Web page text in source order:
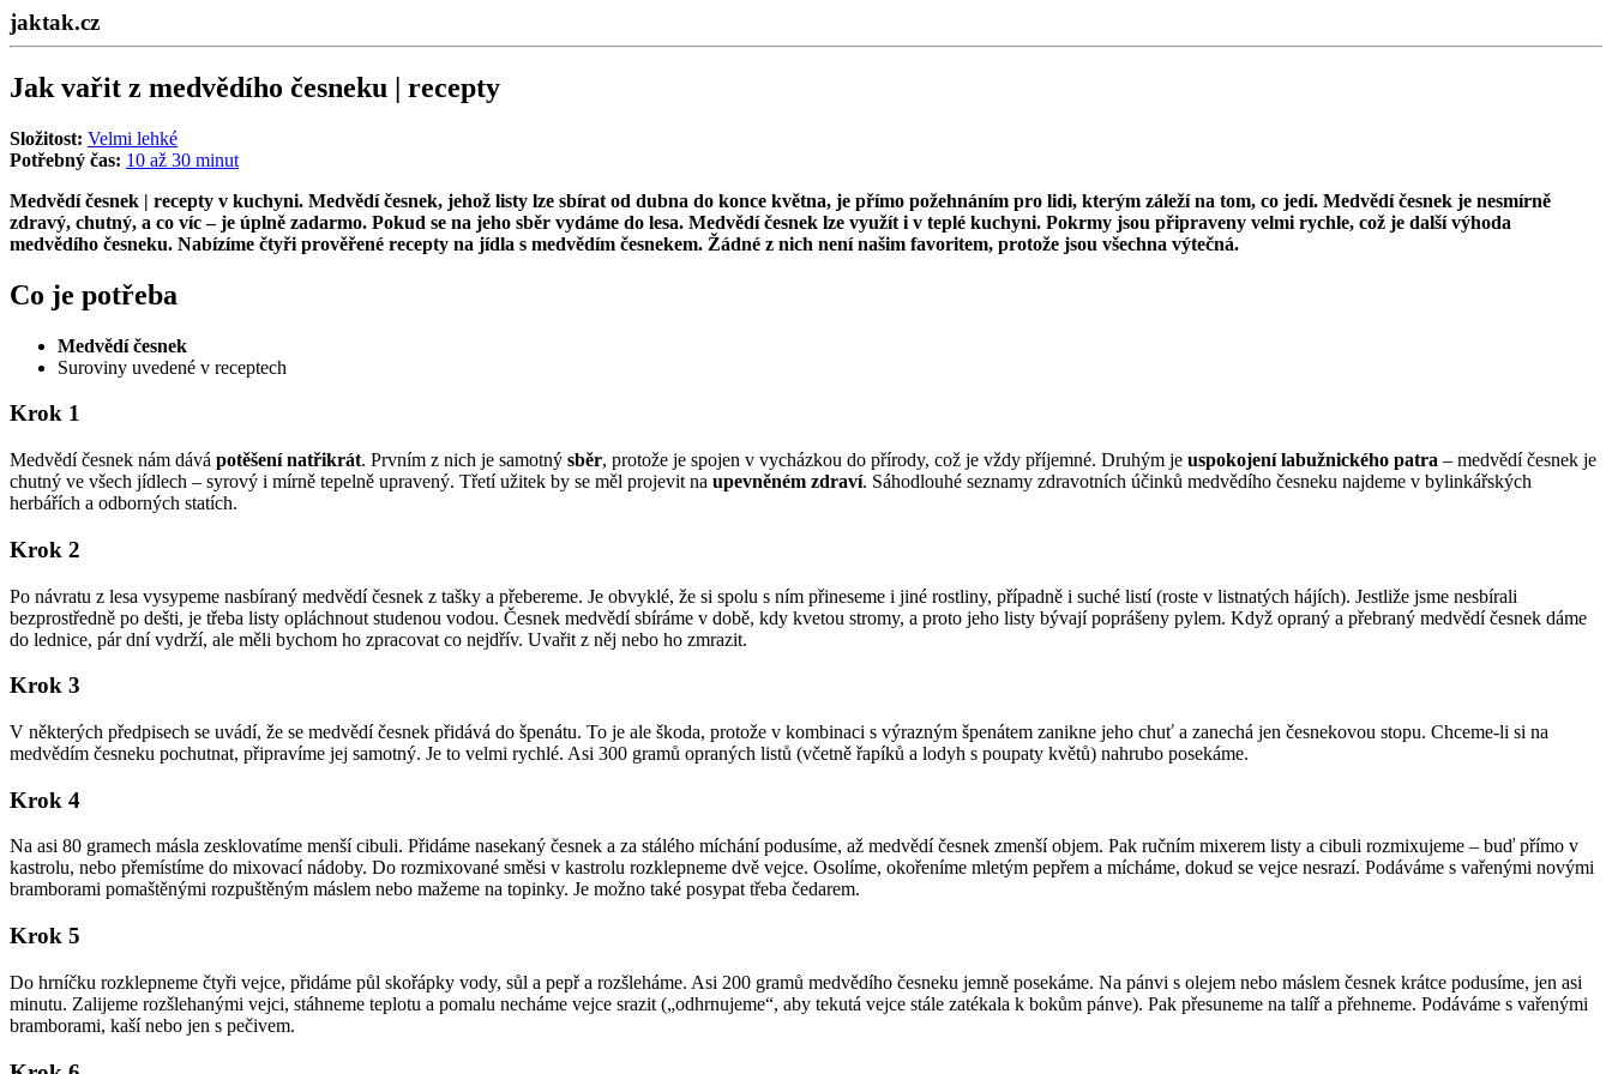
jaktak.cz
Jak vařit z medvědího česneku | recepty
Složitost: Velmi lehké
Potřebný čas: 10 až 30 minut
Medvědí česnek | recepty v kuchyni. Medvědí česnek, jehož listy lze sbírat od dubna do konce května, je přímo požehnáním pro lidi, kterým záleží na tom, co jedí. Medvědí česnek je nesmírně
zdravý, chutný, a co víc – je úplně zadarmo. Pokud se na jeho sběr vydáme do lesa. Medvědí česnek lze využít i v teplé kuchyni. Pokrmy jsou připraveny velmi rychle, což je další výhoda
medvědího česneku. Nabízíme čtyři prověřené recepty na jídla s medvědím česnekem. Žádné z nich není našim favoritem, protože jsou všechna výtečná.
Co je potřeba
Medvědí česnek
Suroviny uvedené v receptech
Krok 1
Medvědí česnek nám dává potěšení natřikrát. Prvním z nich je samotný sběr, protože je spojen v vycházkou do přírody, což je vždy příjemné. Druhým je uspokojení labužnického patra – medvědí česnek je
chutný ve všech jídlech – syrový i mírně tepelně upravený. Třetí užitek by se měl projevit na upevněném zdraví. Sáhodlouhé seznamy zdravotních účinků medvědího česneku najdeme v bylinkářských
herbářích a odborných statích.
Krok 2
Po návratu z lesa vysypeme nasbíraný medvědí česnek z tašky a přebereme. Je obvyklé, že si spolu s ním přineseme i jiné rostliny, případně i suché listí (roste v listnatých hájích). Jestliže jsme nesbírali
bezprostředně po dešti, je třeba listy opláchnout studenou vodou. Česnek medvědí sbíráme v době, kdy kvetou stromy, a proto jeho listy bývají poprášeny pylem. Když opraný a přebraný medvědí česnek dáme
do lednice, pár dní vydrží, ale měli bychom ho zpracovat co nejdřív. Uvařit z něj nebo ho zmrazit.
Krok 3
V některých předpisech se uvádí, že se medvědí česnek přidává do špenátu. To je ale škoda, protože v kombinaci s výrazným špenátem zanikne jeho chuť a zanechá jen česnekovou stopu. Chceme-li si na
medvědím česneku pochutnat, připravíme jej samotný. Je to velmi rychlé. Asi 300 gramů opraných listů (včetně řapíků a lodyh s poupaty květů) nahrubo posekáme.
Krok 4
Na asi 80 gramech másla zesklovatíme menší cibuli. Přidáme nasekaný česnek a za stálého míchání podusíme, až medvědí česnek zmenší objem. Pak ručním mixerem listy a cibuli rozmixujeme – buď přímo v
kastrolu, nebo přemístíme do mixovací nádoby. Do rozmixované směsi v kastrolu rozklepneme dvě vejce. Osolíme, okořeníme mletým pepřem a mícháme, dokud se vejce nesrazí. Podáváme s vařenými novými
bramborami pomaštěnými rozpuštěným máslem nebo mažeme na topinky. Je možno také posypat třeba čedarem.
Krok 5
Do hrníčku rozklepneme čtyři vejce, přidáme půl skořápky vody, sůl a pepř a rozšleháme. Asi 200 gramů medvědího česneku jemně posekáme. Na pánvi s olejem nebo máslem česnek krátce podusíme, jen asi
minutu. Zalijeme rozšlehanými vejci, stáhneme teplotu a pomalu necháme vejce srazit („odhrnujeme“, aby tekutá vejce stále zatékala k bokům pánve). Pak přesuneme na talíř a přehneme. Podáváme s vařenými
bramborami, kaší nebo jen s pečivem.